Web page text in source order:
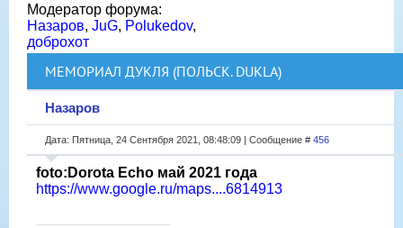
Модератор форума:
Назаров, JuG, Polukedov,
доброхот
МЕМОРИАЛ ДУКЛЯ (ПОЛЬСК. DUKLA)
Назаров
Дата: Пятница, 24 Сентября 2021, 08:48:09 | Сообщение # 456
foto:Dorota Echo май 2021 года
https://www.google.ru/maps....6814913